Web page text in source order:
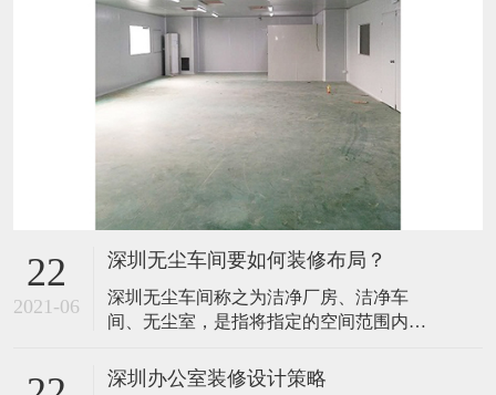
22
2021-06
深圳无尘车间要如何装修布局？
深圳无尘车间称之为洁净厂房、洁净车
间、无尘室，是指将指定的空间范围内空
排除，并将室内的温度、洁净度、室内压
深圳办公室装修设计策略